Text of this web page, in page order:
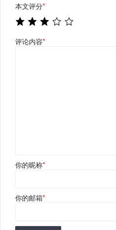
本文评分*
评论内容*
你的昵称*
你的邮箱*